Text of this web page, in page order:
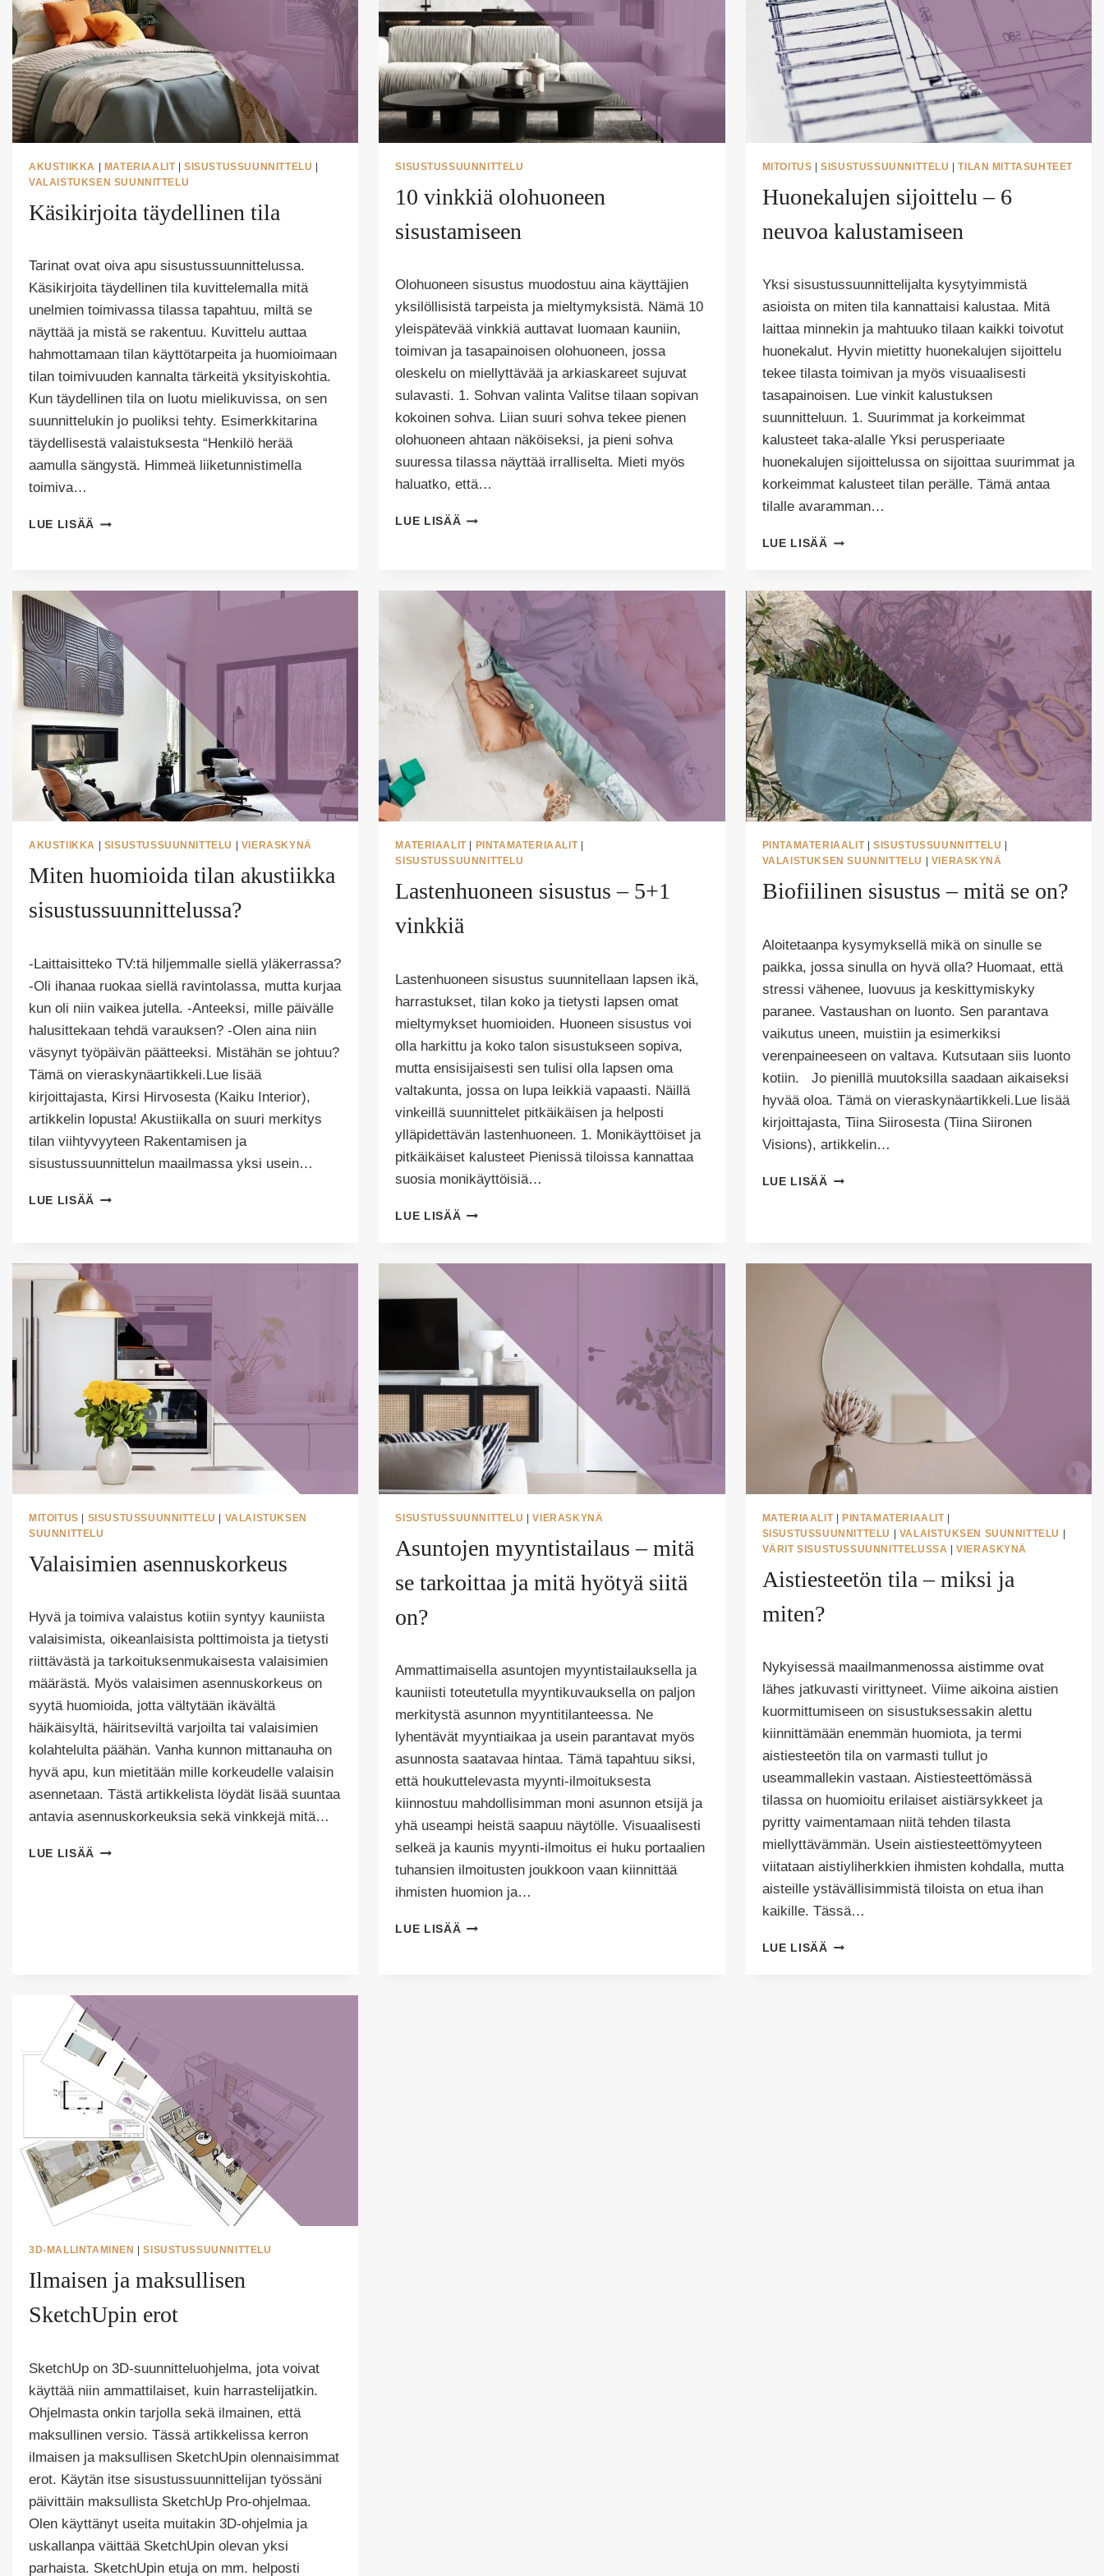
AKUSTIIKKA | MATERIAALIT|SISUSTUSSUUNNITTELU |
VALAISTUKSEN SUUNNITTELU
Käsikirjoita täydellinen tila
Puoliksi
Tehty
Tarinat ovat oiva apu sisustussuunnittelussa.
Käsikirjoita täydellinen tila kuvittelemalla mitä
unelmien toimivassa tilassa tapahtuu, miltä se
näyttää ja mistä se rakentuu. Kuvittelu auttaa
hahmottamaan tilan käyttötarpeita ja huomioimaan
tilan toimivuuden kannalta tärkeitä yksityiskohtia.
Kun täydellinen tila on luotu mielikuvissa, on sen
suunnittelukin jo puoliksi tehty. Esimerkkitarina
täydellisestä valaistuksesta “Henkilö herää
aamulla sängystä. Himmeä liiketunnistimella
toimiva…
LUE LISÄÄ KÄSIKIRJOITA
SISUSTUSSUUNNITTELU
10 vinkkiä olohuoneen
sisustamiseen
Puoliksi
Tehty
Olohuoneen sisustus muodostuu aina käyttäjien
yksilöllisistä tarpeista ja mieltymyksistä. Nämä 10
yleispätevää vinkkiä auttavat luomaan kauniin,
toimivan ja tasapainoisen olohuoneen, jossa
oleskelu on miellyttävää ja arkiaskareet sujuvat
sulavasti. 1. Sohvan valinta Valitse tilaan sopivan
kokoinen sohva. Liian suuri sohva tekee pienen
olohuoneen ahtaan näköiseksi, ja pieni sohva
suuressa tilassa näyttää irralliselta. Mieti myös
haluatko, että…
LUE LISÄÄ 10
MITOITUS |SISUSTUSSUUNNITTELU |TILAN MITTASUHTEET
Huonekalujen sijoittelu – 6
neuvoa kalustamiseen
Puoliksi
Tehty
Yksi sisustussuunnittelijalta kysytyimmistä
asioista on miten tila kannattaisi kalustaa. Mitä
laittaa minnekin ja mahtuuko tilaan kaikki toivotut
huonekalut. Hyvin mietitty huonekalujen sijoittelu
tekee tilasta toimivan ja myös visuaalisesti
tasapainoisen. Lue vinkit kalustuksen
suunnitteluun. 1. Suurimmat ja korkeimmat
kalusteet taka-alalle Yksi perusperiaate
huonekalujen sijoittelussa on sijoittaa suurimmat ja
korkeimmat kalusteet tilan perälle. Tämä antaa
tilalle avaramman…
LUE LISÄÄ HUONEKALUJEN
6
NEUVOA
KALUSTAMISEEN
AKUSTIIKKA SISUSTUSSUUNNITTELU VIERASKYNÄ
Miten huomioida tilan akustiikka
sisustussuunnittelussa?
Puoliksi
Tehty
-Laittaisitteko TV:tä hiljemmalle siellä yläkerrassa?
-Oli ihanaa ruokaa siellä ravintolassa, mutta kurjaa
kun oli niin vaikea jutella. -Anteeksi, mille päivälle
halusittekaan tehdä varauksen? -Olen aina niin
väsynyt työpäivän päätteeksi. Mistähän se johtuu?
Tämä on vieraskynäartikkeli.Lue lisää
kirjoittajasta, Kirsi Hirvosesta (Kaiku Interior),
artikkelin lopusta! Akustiikalla on suuri merkitys
tilan viihtyvyyteen Rakentamisen ja
sisustussuunnittelun maailmassa yksi usein…
LUE LISÄÄ MITEN
SISUSTUSSUUNNITTELUSSA?
MATERIAALIT| PINTAMATERIAALIT|
SISUSTUSSUUNNITTELU
Lastenhuoneen sisustus – 5+1
vinkkiä
Puoliksi
Tehty
Lastenhuoneen sisustus suunnitellaan lapsen ikä,
harrastukset, tilan koko ja tietysti lapsen omat
mieltymykset huomioiden. Huoneen sisustus voi
olla harkittu ja koko talon sisustukseen sopiva,
mutta ensisijaisesti sen tulisi olla lapsen oma
valtakunta, jossa on lupa leikkiä vapaasti. Näillä
vinkeillä suunnittelet pitkäikäisen ja helposti
ylläpidettävän lastenhuoneen. 1. Monikäyttöiset ja
pitkäikäiset kalusteet Pienissä tiloissa kannattaa
suosia monikäyttöisiä…
LUE LISÄÄ LASTENHUONEEN
VINKKIÄ
PINTAMATERIAALIT| SISUSTUSSUUNNITTELU
VALAISTUKSEN SUUNNITTELU
VIERASKYNÄ
Biofiilinen sisustus – mitä se on?
Puoliksi
Tehty
Aloitetaanpa kysymyksellä mikä on sinulle se
paikka, jossa sinulla on hyvä olla? Huomaat, että
stressi vähenee, luovuus ja keskittymiskyky
paranee. Vastaushan on luonto. Sen parantava
vaikutus uneen, muistiin ja esimerkiksi
verenpaineeseen on valtava. Kutsutaan siis luonto
kotiin. Jo pienillä muutoksilla saadaan aikaiseksi
hyvää oloa. Tämä on vieraskynäartikkeli.Lue lisää
kirjoittajasta, Tiina Siirosesta (Tiina Siironen
Visions), artikkelin…
LUE LISÄÄ BIOFIILINEN
ON?
MITOITUS | SISUSTUSSUUNNITTELU | VALAISTUKSEN
SUUNNITTELU
Valaisimien asennuskorkeus
Puoliksi
Tehty
Hyvä ja toimiva valaistus kotiin syntyy kauniista
valaisimista, oikeanlaisista polttimoista ja tietysti
riittävästä ja tarkoituksenmukaisesta valaisimien
määrästä. Myös valaisimen asennuskorkeus on
syytä huomioida, jotta vältytään ikävältä
häikäisyltä, häiritseviltä varjoilta tai valaisimien
kolahtelulta päähän. Vanha kunnon mittanauha on
hyvä apu, kun mietitään mille korkeudelle valaisin
asennetaan. Tästä artikkelista löydät lisää suuntaa
antavia asennuskorkeuksia sekä vinkkejä mitä…
LUE LISÄÄ VALAISIMIEN
SISUSTUSSUUNNITTELU |VIERASKYNÄ
Asuntojen myyntistailaus – mitä
se tarkoittaa ja mitä hyötyä siitä
on?
Puoliksi
Tehty
Ammattimaisella asuntojen myyntistailauksella ja
kauniisti toteutetulla myyntikuvauksella on paljon
merkitystä asunnon myyntitilanteessa. Ne
lyhentävät myyntiaikaa ja usein parantavat myös
asunnosta saatavaa hintaa. Tämä tapahtuu siksi,
että houkuttelevasta myynti-ilmoituksesta
kiinnostuu mahdollisimman moni asunnon etsijä ja
yhä useampi heistä saapuu näytölle. Visuaalisesti
selkeä ja kaunis myynti-ilmoitus ei huku portaalien
tuhansien ilmoitusten joukkoon vaan kiinnittää
ihmisten huomion ja…
LUE LISÄÄ ASUNTOJEN
MATERIAALIT| PINTAMATERIAALIT|
SISUSTUSSUUNNITTELU | VALAISTUKSEN SUUNNITTELU |
VÄRIT SISUSTUSSUUNNITTELUSSA |VIERASKYNÄ
Aistiesteetön tila – miksi ja
miten?
Puoliksi
Tehty
Nykyisessä maailmanmenossa aistimme ovat
lähes jatkuvasti virittyneet. Viime aikoina aistien
kuormittumiseen on sisustuksessakin alettu
kiinnittämään enemmän huomiota, ja termi
aistiesteetön tila on varmasti tullut jo
useammallekin vastaan. Aistiesteettömässä
tilassa on huomioitu erilaiset aistiärsykkeet ja
pyritty vaimentamaan niitä tehden tilasta
miellyttävämmän. Usein aistiesteettömyyteen
viitataan aistiyliherkkien ihmisten kohdalla, mutta
aisteille ystävällisimmistä tiloista on etua ihan
kaikille. Tässä…
LUE LISÄÄ AISTIESTEETÖN
3D-MALLINTAMINEN |SISUSTUSSUUNNITTELU
Ilmaisen ja maksullisen
SketchUpin erot
Puoliksi
Tehty
SketchUp on 3D-suunnitteluohjelma, jota voivat
käyttää niin ammattilaiset, kuin harrastelijatkin.
Ohjelmasta onkin tarjolla sekä ilmainen, että
maksullinen versio. Tässä artikkelissa kerron
ilmaisen ja maksullisen SketchUpin olennaisimmat
erot. Käytän itse sisustussuunnittelijan työssäni
päivittäin maksullista SketchUp Pro-ohjelmaa.
Olen käyttänyt useita muitakin 3D-ohjelmia ja
uskallanpa väittää SketchUpin olevan yksi
parhaista. SketchUpin etuja on mm. helposti